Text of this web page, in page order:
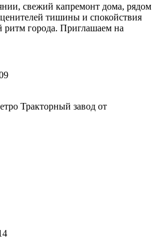
свежий капремонт дома, рядом
тишины и спокойствия
города. Приглашаем на
Тракторный завод от